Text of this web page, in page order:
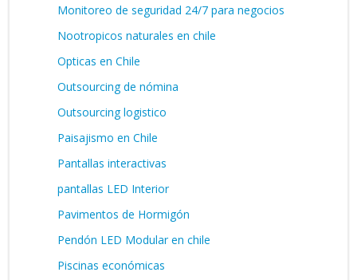
Monitoreo de seguridad 24/7 para negocios
Nootropicos naturales en chile
Opticas en Chile
Outsourcing de nómina
Outsourcing logistico
Paisajismo en Chile
Pantallas interactivas
pantallas LED Interior
Pavimentos de Hormigón
Pendón LED Modular en chile
Piscinas económicas